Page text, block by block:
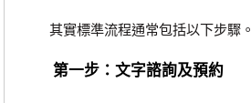
其實標準流程通常包括以下步驟。
第一步：文字諮詢及預約